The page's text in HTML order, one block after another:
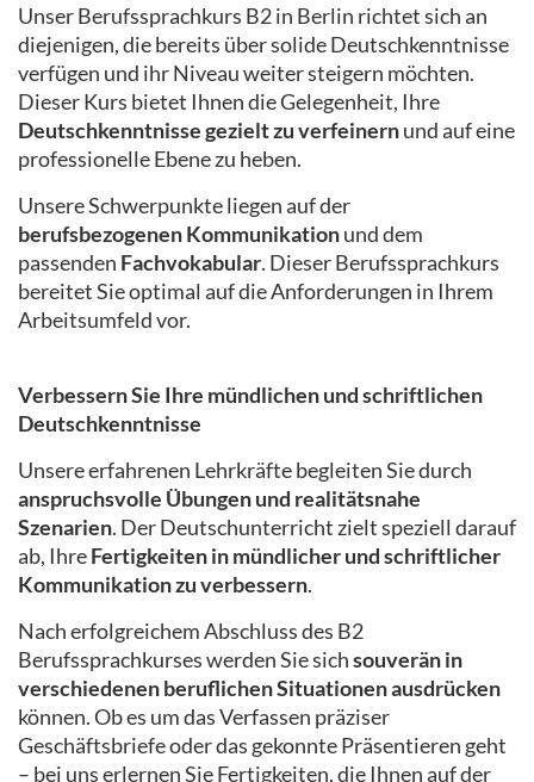
Unser Berufssprachkurs B2 in Berlin richtet sich an
diejenigen, die bereits über solide Deutschkenntnisse
verfügen und ihr Niveau weiter steigern möchten.
Dieser Kurs bietet Ihnen die Gelegenheit, Ihre
Deutschkenntnisse gezielt zu verfeinernund auf eine
professionelle Ebene zu heben.
Unsere Schwerpunkte liegen auf der
berufsbezogenen Kommunikationund dem
passenden Fachvokabular. Dieser Berufssprachkurs
bereitet Sie optimal auf die Anforderungen in Ihrem
Arbeitsumfeld vor.
Verbessern Sie Ihre mündlichen und schriftlichen
Deutschkenntnisse
Unsere erfahrenen Lehrkräfte begleiten Sie durch
anspruchsvolle Übungen und realitätsnahe
Szenarien. Der Deutschunterricht zielt speziell darauf
ab, IhreFertigkeiten in mündlicher und schriftlicher
Kommunikation zu verbessern.
Nach erfolgreichem Abschluss des B2
Berufssprachkurses werden Sie sichsouverän in
verschiedenen beruflichen Situationen ausdrücken
können. Ob es um das Verfassen präziser
Geschäftsbriefe oder das gekonnte Präsentieren geht
– bei uns erlernen Sie Fertigkeiten, die Ihnen auf der